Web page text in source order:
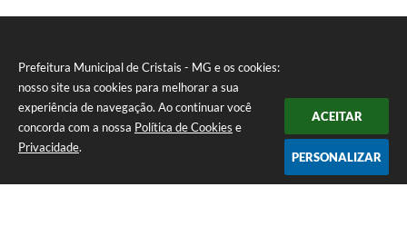
Prefeitura Municipal de Cristais - MG e os cookies:
nosso site usa cookies para melhorar a sua
experiência de navegação. Ao continuar você
concorda com a nossa Política de Cookies e
Privacidade.
ACEITAR
PERSONALIZAR